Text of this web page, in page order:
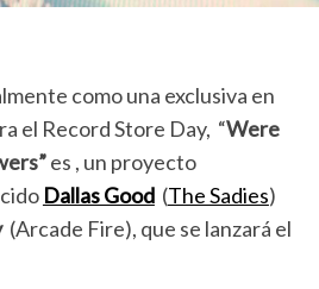
como una exclusiva en
el Record Store Day, “Were
es , un proyecto
Dallas Good (The Sadies)
(Arcade Fire), que se lanzará el